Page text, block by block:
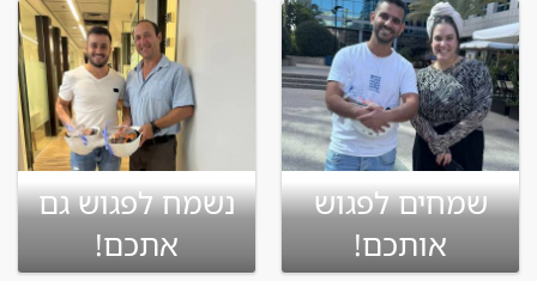
שמחים לפגוש
אותכם!
נשמח לפגוש גם
אתכם!